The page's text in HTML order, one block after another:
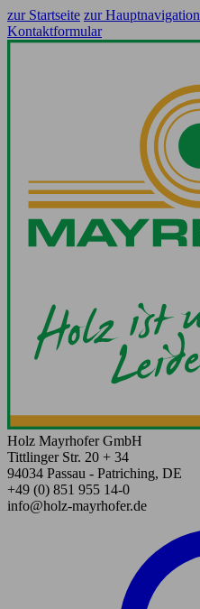
zur Startseite zur Hauptnavigation
Kontaktformular
Holz Mayrhofer GmbH
Tittlinger Str. 20 + 34
94034 Passau - Patriching, DE
+49 (0) 851 955 14-0
info@holz-mayrhofer.de